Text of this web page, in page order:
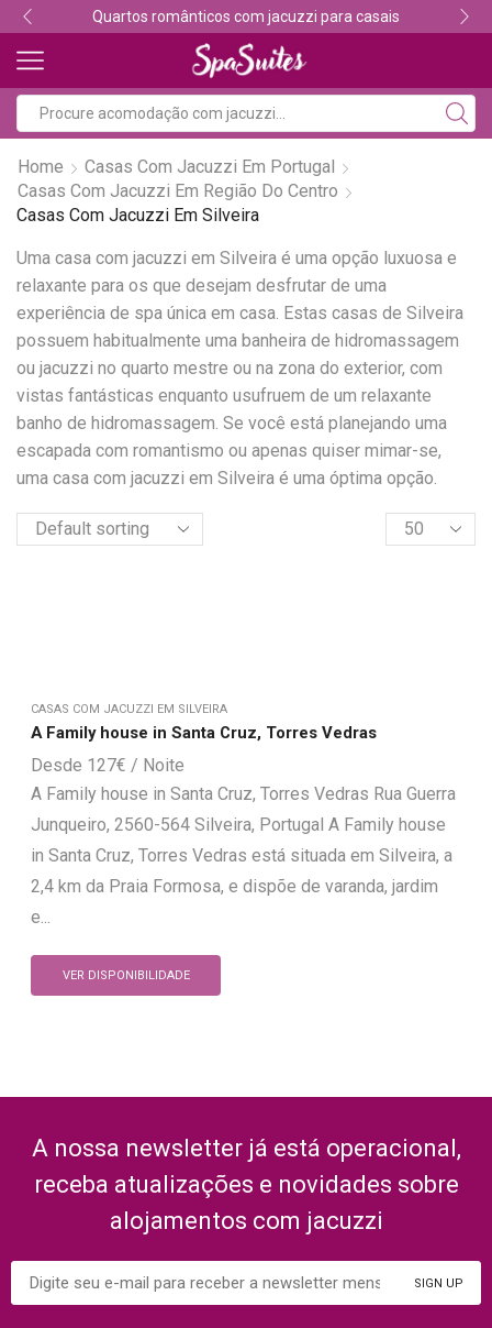
Quartos românticos com jacuzzi para casais
Home
Casas Com Jacuzzi Em Portugal
Casas Com Jacuzzi Em Região Do Centro
Casas Com Jacuzzi Em Silveira
Uma casa com jacuzzi em Silveira é uma opção luxuosa e
relaxante para os que desejam desfrutar de uma
experiência de spa única em casa. Estas casas de Silveira
possuem habitualmente uma banheira de hidromassagem
ou jacuzzi no quarto mestre ou na zona do exterior, com
vistas fantásticas enquanto usufruem de um relaxante
banho de hidromassagem. Se você está planejando uma
escapada com romantismo ou apenas quiser mimar-se,
uma casa com jacuzzi em Silveira é uma óptima opção.
CASAS COM JACUZZI EM SILVEIRA
A Family house in Santa Cruz, Torres Vedras
127€
A Family house in Santa Cruz, Torres Vedras Rua Guerra
Junqueiro, 2560-564 Silveira, Portugal A Family house
in Santa Cruz, Torres Vedras está situada em Silveira, a
2,4 km da Praia Formosa, e dispõe de varanda, jardim
e...
VER DISPONIBILIDADE
A nossa newsletter já está operacional,
receba atualizações e novidades sobre
alojamentos com jacuzzi